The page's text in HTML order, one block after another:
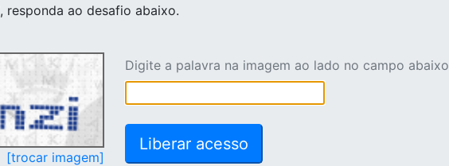
, responda ao desafio abaixo.
[trocar imagem]
Digite a palavra na imagem ao lado no campo abaixo